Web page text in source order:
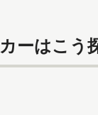
ーはこう